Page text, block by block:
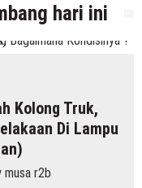
hari ini
Kolong Truk,
Di Lampu
musa r2b